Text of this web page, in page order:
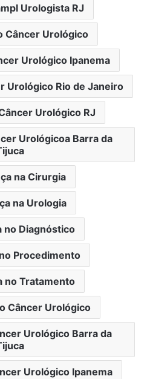
Urologista RJ
Câncer Urológico
Urológico Ipanema
Urológico Rio de Janeiro
Urológico RJ
Urológicoa Barra da
na Cirurgia
na Urologia
no Diagnóstico
Procedimento
no Tratamento
Câncer Urológico
Urológico Barra da
Urológico Ipanema